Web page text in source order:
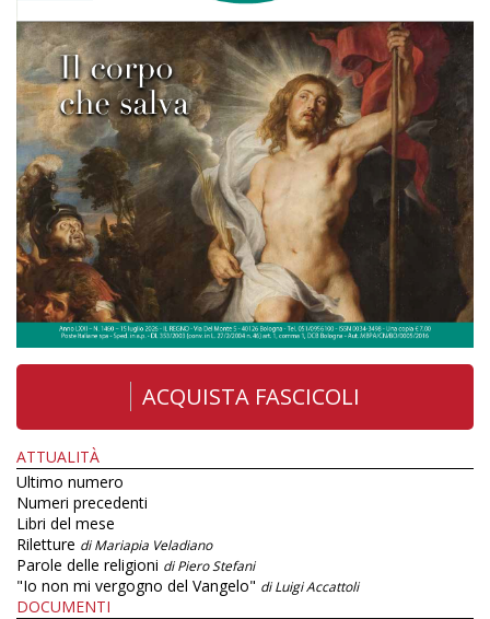
ACQUISTA FASCICOLI
ATTUALITÀ
Ultimo numero
Numeri precedenti
Libri del mese
Riletture di Mariapia Veladiano
Parole delle religioni di Piero Stefani
"Io non mi vergogno del Vangelo" di Luigi Accattoli
DOCUMENTI